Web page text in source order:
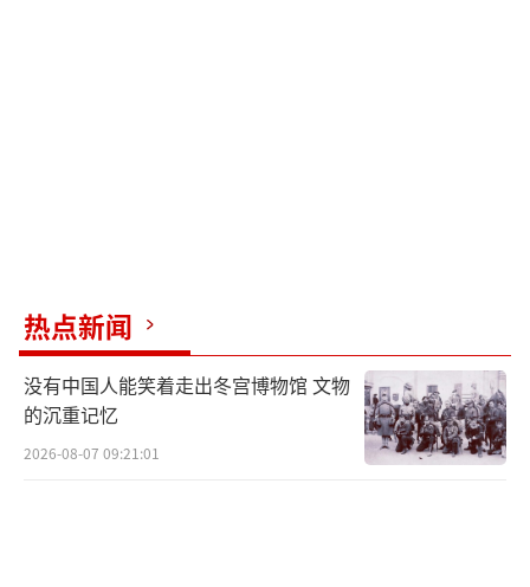
热点新闻
没有中国人能笑着走出冬宫博物馆 文物
的沉重记忆
2026-08-07 09:21:01